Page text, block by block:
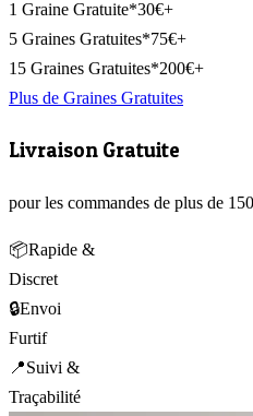
1 Graine Gratuite*30€+
5 Graines Gratuites*75€+
15 Graines Gratuites*200€+
Plus de Graines Gratuites
Livraison Gratuite
pour les commandes de plus de
📦Rapide &
Discret
🔒Envoi
Furtif
📍Suivi &
Traçabilité